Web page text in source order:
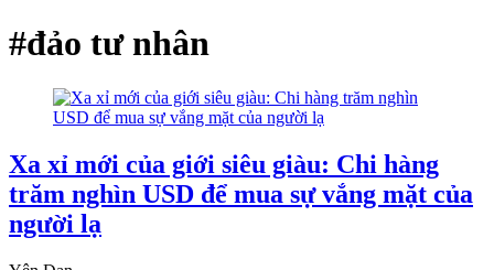
#đảo tư nhân
Xa xỉ mới của giới siêu giàu: Chi hàng
trăm nghìn USD để mua sự vắng mặt của
người lạ